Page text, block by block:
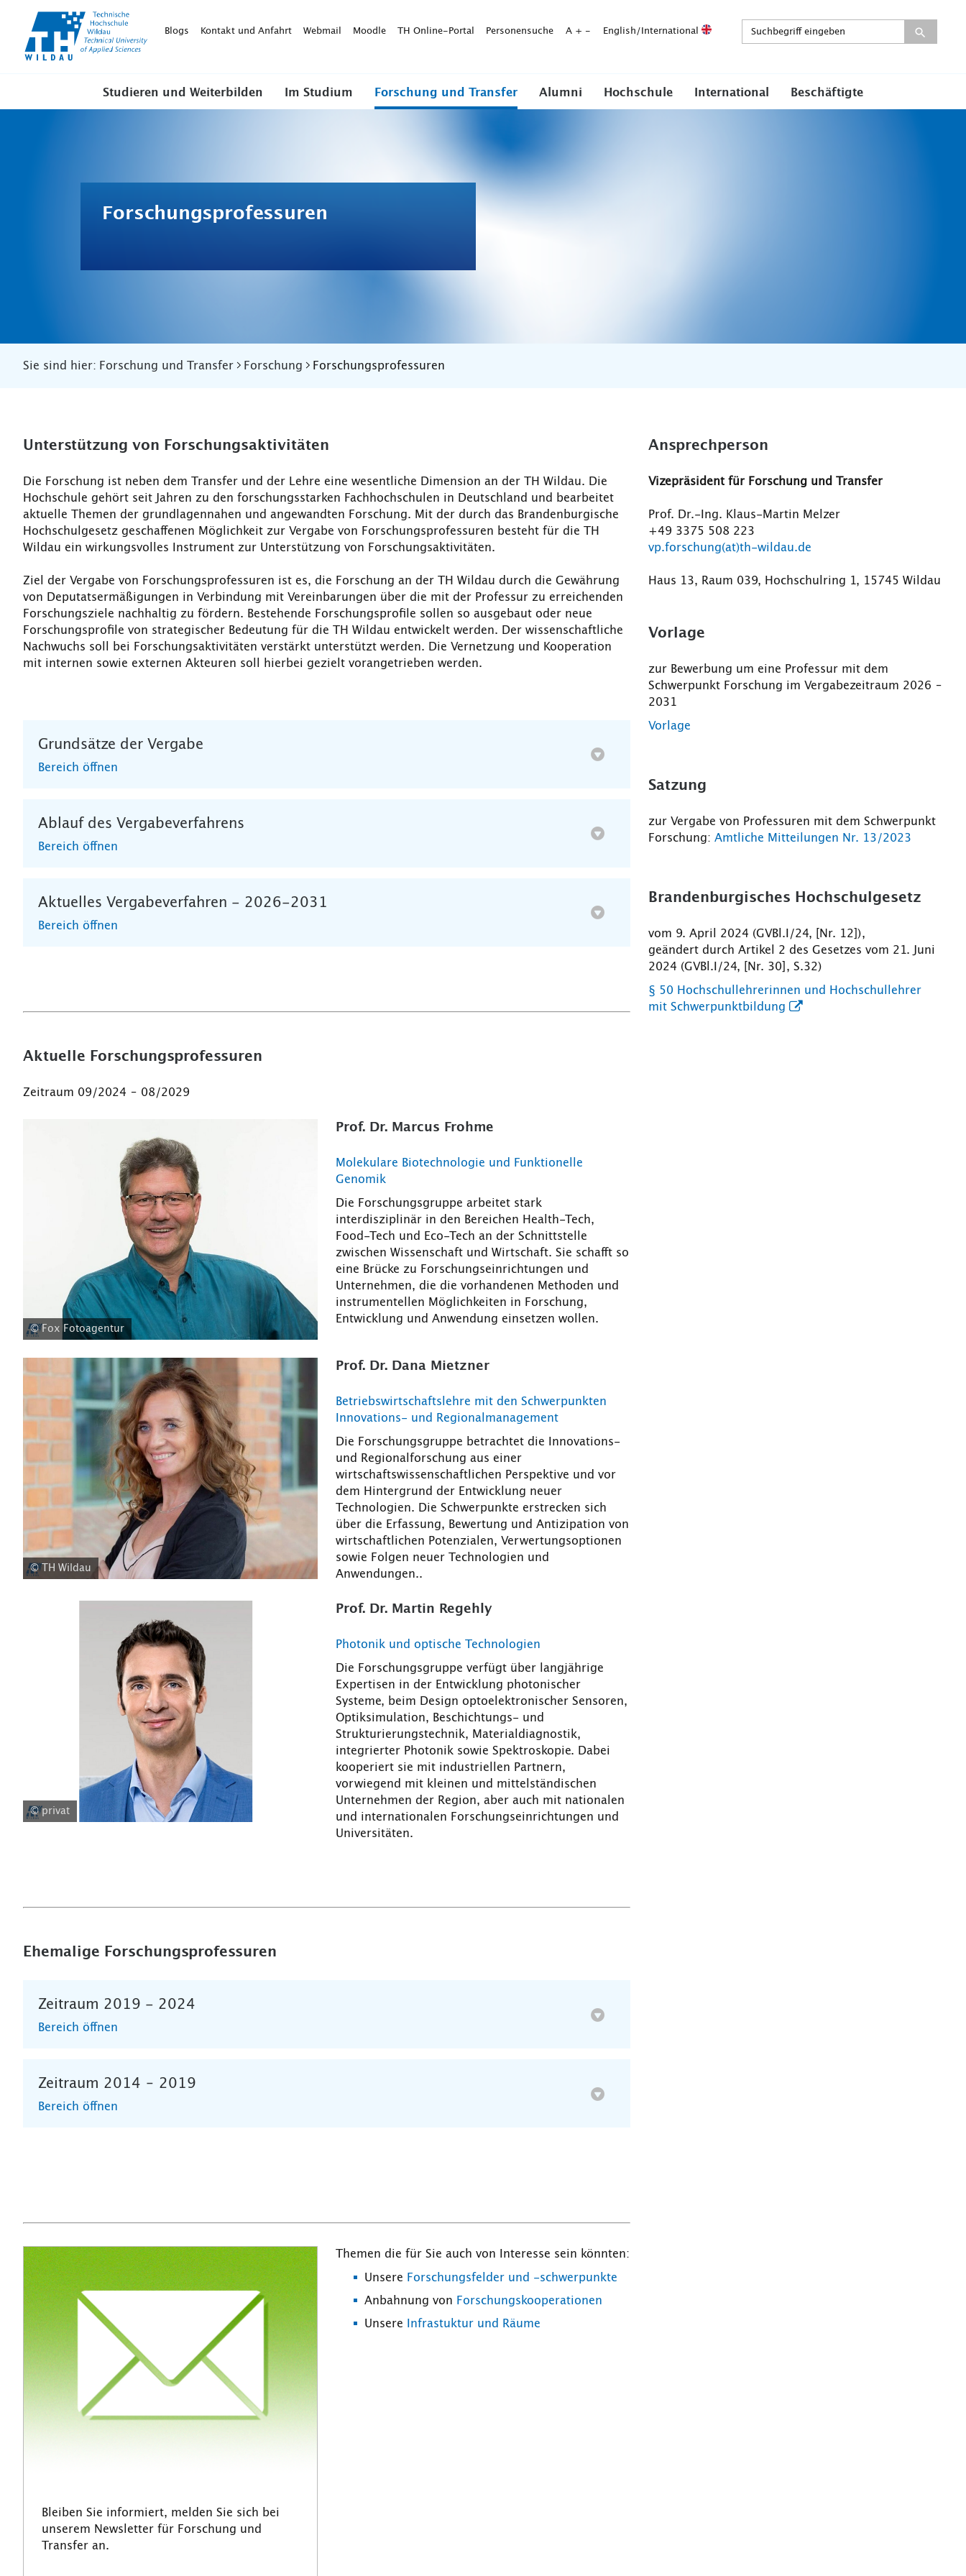
WildauBlogs Kontakt und Anfahrt Webmail Moodle TH Online-Portal Personensuche A + - English/International
Studieren und Weiterbilden Im Studium Forschung und Transfer Alumni Hochschule International Beschäftigte
Forschungsprofessuren
Sie sind hier: Forschung und Transfer Forschung Forschungsprofessuren
Unterstützung von Forschungsaktivitäten
Die Forschung ist neben dem Transfer und der Lehre eine wesentliche Dimension an der TH Wildau. Die
Hochschule gehört seit Jahren zu den forschungsstarken Fachhochschulen in Deutschland und bearbeitet
aktuelle Themen der grundlagennahen und angewandten Forschung. Mit der durch das Brandenburgische
Hochschulgesetz geschaffenen Möglichkeit zur Vergabe von Forschungsprofessuren besteht für die TH
Wildau ein wirkungsvolles Instrument zur Unterstützung von Forschungsaktivitäten.
Ziel der Vergabe von Forschungsprofessuren ist es, die Forschung an der TH Wildau durch die Gewährung
von Deputatsermäßigungen in Verbindung mit Vereinbarungen über die mit der Professur zu erreichenden
Forschungsziele nachhaltig zu fördern. Bestehende Forschungsprofile sollen so ausgebaut oder neue
Forschungsprofile von strategischer Bedeutung für die TH Wildau entwickelt werden. Der wissenschaftliche
Nachwuchs soll bei Forschungsaktivitäten verstärkt unterstützt werden. Die Vernetzung und Kooperation
mit internen sowie externen Akteuren soll hierbei gezielt vorangetrieben werden.
Grundsätze der Vergabe
Bereich öffnen
Ablauf des Vergabeverfahrens
Bereich öffnen
Aktuelles Vergabeverfahren - 2026-2031
Bereich öffnen
Aktuelle Forschungsprofessuren
Zeitraum 09/2024 – 08/2029
© Fox Fotoagentur
Prof. Dr. Marcus Frohme
Molekulare Biotechnologie und Funktionelle
Genomik
Die Forschungsgruppe arbeitet stark
interdisziplinär in den Bereichen Health-Tech,
Food-Tech und Eco-Tech an der Schnittstelle
zwischen Wissenschaft und Wirtschaft. Sie schafft so
eine Brücke zu Forschungseinrichtungen und
Unternehmen, die die vorhandenen Methoden und
instrumentellen Möglichkeiten in Forschung,
Entwicklung und Anwendung einsetzen wollen.
© TH Wildau
Prof. Dr. Dana Mietzner
Betriebswirtschaftslehre mit den Schwerpunkten
Innovations- und Regionalmanagement
Die Forschungsgruppe betrachtet die Innovations-
und Regionalforschung aus einer
wirtschaftswissenschaftlichen Perspektive und vor
dem Hintergrund der Entwicklung neuer
Technologien. Die Schwerpunkte erstrecken sich
über die Erfassung, Bewertung und Antizipation von
wirtschaftlichen Potenzialen, Verwertungsoptionen
sowie Folgen neuer Technologien und
Anwendungen..
© privat
Prof. Dr. Martin Regehly
Photonik und optische Technologien
Die Forschungsgruppe verfügt über langjährige
Expertisen in der Entwicklung photonischer
Systeme, beim Design optoelektronischer Sensoren,
Optiksimulation, Beschichtungs- und
Strukturierungstechnik, Materialdiagnostik,
integrierter Photonik sowie Spektroskopie. Dabei
kooperiert sie mit industriellen Partnern,
vorwiegend mit kleinen und mittelständischen
Unternehmen der Region, aber auch mit nationalen
und internationalen Forschungseinrichtungen und
Universitäten.
Ehemalige Forschungsprofessuren
Zeitraum 2019 - 2024
Bereich öffnen
Zeitraum 2014 – 2019
Bereich öffnen
Bleiben Sie informiert, melden Sie sich bei
unserem Newsletter für Forschung und
Transfer an.
Themen die für Sie auch von Interesse sein könnten:
Unsere Forschungsfelder und -schwerpunkte
Anbahnung von Forschungskooperationen
Unsere
Infrastuktur und Räume
Ansprechperson
Vizepräsident für Forschung und Transfer
Prof. Dr.-Ing. Klaus-Martin Melzer
+49 3375 508 223
vp.forschung(at)th-wildau.de
Haus 13, Raum 039, Hochschulring 1, 15745 Wildau
Vorlage
zur Bewerbung um eine Professur mit dem
Schwerpunkt Forschung im Vergabezeitraum 2026 –
2031
Vorlage
Satzung
zur Vergabe von Professuren mit dem Schwerpunkt
Forschung: Amtliche Mitteilungen Nr. 13/2023
Brandenburgisches Hochschulgesetz
vom 9. April 2024 (GVBl.I/24, [Nr. 12]),
geändert durch Artikel 2 des Gesetzes vom 21. Juni
2024 (GVBl.I/24, [Nr. 30], S.32)
§ 50 Hochschullehrerinnen und Hochschullehrer
mit Schwerpunktbildung